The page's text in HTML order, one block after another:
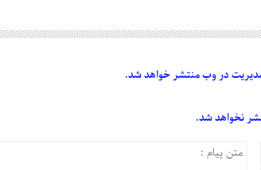
در وب منتشر خواهد شد.
نخواهد شد.